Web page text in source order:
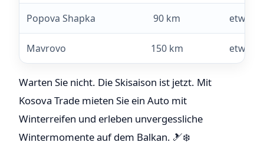
Popova Shapka 90 km etwa
Mavrovo 150 km etwa
Warten Sie nicht. Die Skisaison ist jetzt. Mit
Kosova Trade mieten Sie ein Auto mit
Winterreifen und erleben unvergessliche
Wintermomente auf dem Balkan. 🎿❄️